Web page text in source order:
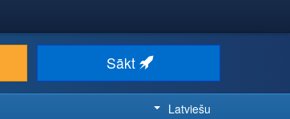
Sākt
Latviešu